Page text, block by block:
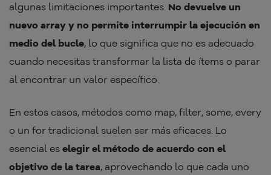
algunas limitaciones importantes. No devuelve un
nuevo array y no permite interrumpir la ejecución en
medio del bucle, lo que significa que no es adecuado
cuando necesitas transformar la lista de ítems o parar
al encontrar un valor específico.
En estos casos, métodos como map, filter, some, every
o un for tradicional suelen ser más eficaces. Lo
esencial es elegir el método de acuerdo con el
objetivo de la tarea, aprovechando lo que cada uno